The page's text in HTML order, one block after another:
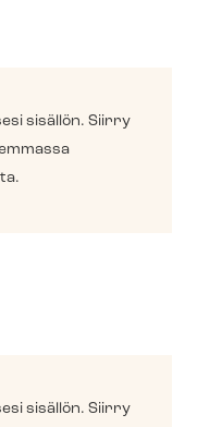
sisällön. Siirry
sisällön. Siirry